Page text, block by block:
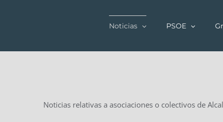
Noticias PSOE
Noticias relativas a asociaciones o colectivos de